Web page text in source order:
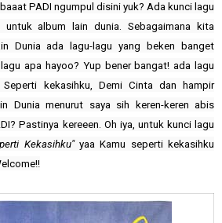
PADI ngumpul disini yuk? Ada kunci lagu
album lain dunia. Sebagaimana kita
Dunia ada lagu-lagu yang beken banget
apa hayoo? Yup bener bangat! ada lagu
Seperti kekasihku, Demi Cinta dan hampir
Dunia menurut saya sih keren-keren abis
Pastinya kereeen. Oh iya, untuk kunci lagu
Kekasihku"yaa Kamu seperti kekasihku